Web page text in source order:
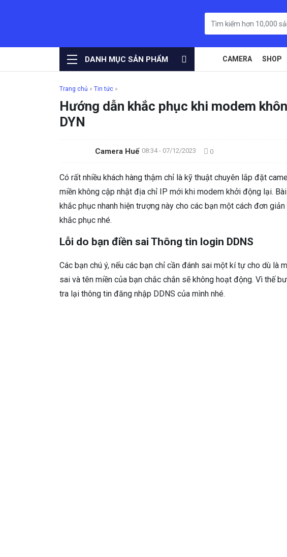
DANH MỤC SẢN PHẨM CAMERA SHOP
Trang chủ » Tin tức »
Hướng dẫn khắc phục khi modem
DYN
Camera Huế 08:34 - 07/12/2023 0
Có rất nhiều khách hàng thậm chỉ là kỹ thuật chuyên lắp đặt
miền không cập nhật địa chỉ IP mới khi modem khởi động lại.
khắc phục nhanh hiện trượng này cho các bạn một cách đơn
khắc phục nhé.
Lỗi do bạn điền sai Thông tin login DDNS
Các bạn chú ý, nếu các bạn chỉ cần đánh sai một kí tự cho dù là
sai và tên miền của bạn chắc chắn sẽ không hoạt động. Vì thế
tra lại thông tin đăng nhập DDNS của mình nhé.